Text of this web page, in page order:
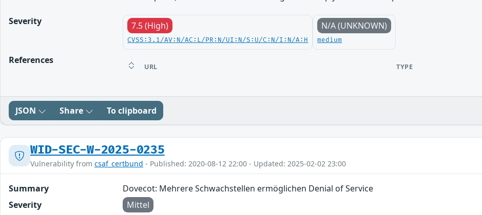
Severity 7.5 (High)
CVSS:3.1/AV:N/AC:L/PR:N/UI:N/S:U/C:N/I:N/A:H
N/A (UNKNOWN)
medium
References
URL TYPE
JSON Share To clipboard
WID-SEC-W-2025-0235
Vulnerability from csaf_certbund - Published: 2020-08-12 22:00 - Updated: 2025-02-02 23:00
Summary
Dovecot: Mehrere Schwachstellen ermöglichen Denial of Service
Severity
Mittel